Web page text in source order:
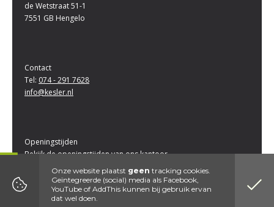
de Wetstraat 51-1
7551 GB Hengelo
Contact
Tel: 074 - 291 7628
info@kesler.nl
Openingstijden
Bekijk de openingstijden van ons kantoor
Kvk nummer 06059175| WFT nummer 12007872|Disclaimer
Privacy
Onze website plaatst geen tracking cookies.
Geïntegreerde (social) media als Facebook,
YouTube of AddThis kunnen bij gebruik ervan
dat wel doen.